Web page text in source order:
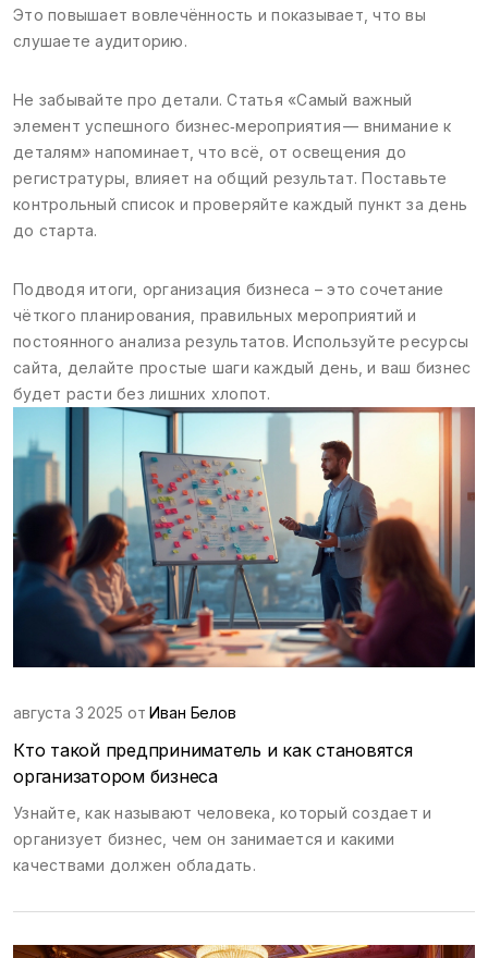
Это повышает вовлечённость и показывает, что вы
слушаете аудиторию.
Не забывайте про детали. Статья «Самый важный
элемент успешного бизнес‑мероприятия — внимание к
деталям» напоминает, что всё, от освещения до
регистратуры, влияет на общий результат. Поставьте
контрольный список и проверяйте каждый пункт за день
до старта.
Подводя итоги, организация бизнеса – это сочетание
чёткого планирования, правильных мероприятий и
постоянного анализа результатов. Используйте ресурсы
сайта, делайте простые шаги каждый день, и ваш бизнес
будет расти без лишних хлопот.
августа 3 2025 отИван Белов
Кто такой предприниматель и как становятся
организатором бизнеса
Узнайте, как называют человека, который создает и
организует бизнес, чем он занимается и какими
качествами должен обладать.